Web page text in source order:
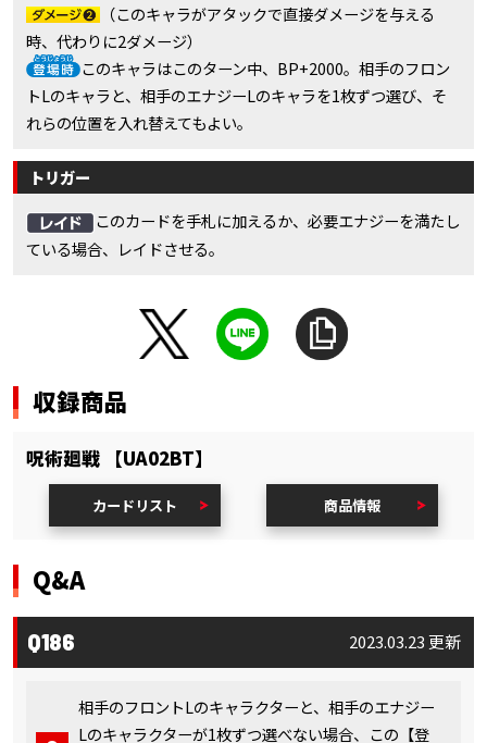
（このキャラがアタックで直接ダメージを与える
時、代わりに2ダメージ）
このキャラはこのターン中、BP+2000。相手のフロン
トLのキャラと、相手のエナジーLのキャラを1枚ずつ選び、そ
れらの位置を入れ替えてもよい。
トリガー
このカードを手札に加えるか、必要エナジーを満たし
ている場合、レイドさせる。
収録商品
呪術廻戦 【UA02BT】
カードリスト 商品情報
Q&A
Q186 2023.03.23 更新
相手のフロントLのキャラクターと、相手のエナジー
Lのキャラクターが1枚ずつ選べない場合、この【登